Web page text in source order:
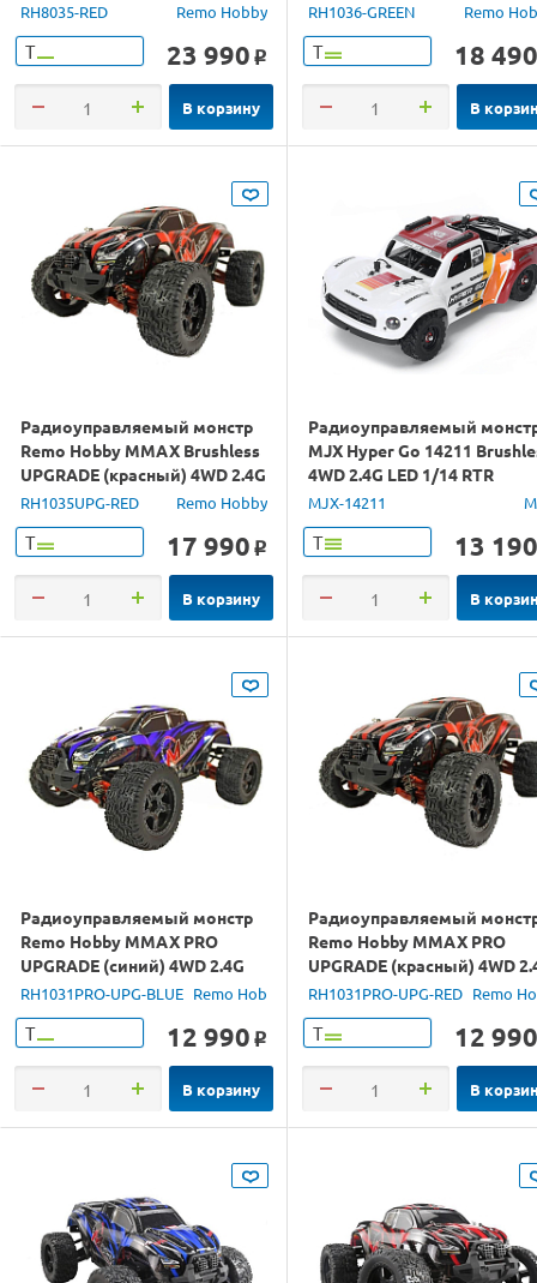
1/8 RTR
RH8035-RED Remo Hobby
Т 23 990 o
В корзину
RH1036-GREEN Remo
Т 18 490
В
Радиоуправляемый монстр
Remo Hobby MMAX Brushless
UPGRADE (красный) 4WD 2.4G
1/10 RTR
RH1035UPG-RED Remo Hobby
Т 17 990 o
В корзину
Радиоуправляемый
MJX Hyper Go 14211
4WD 2.4G LED 1/14 RTR
MJX-14211
Т 13 190
В
Радиоуправляемый монстр
Remo Hobby MMAX PRO
UPGRADE (синий) 4WD 2.4G
1/10 RTR
RH1031PRO-UPG-BLUE Remo Hobby
Т 12 990 o
В корзину
Радиоуправляемый
Remo Hobby MMAX PRO
UPGRADE (красный) 4WD
1/10 RTR
RH1031PRO-UPG-RED Remo
Т 12 990
В